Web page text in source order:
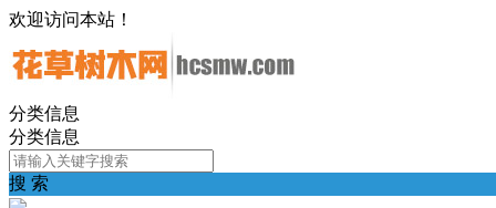
欢迎访问本站！
分类信息
分类信息
搜 索